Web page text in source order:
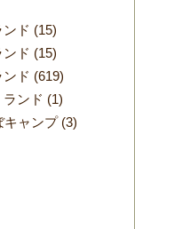
ド (15)
ド (15)
ド (619)
ンド (1)
キャンプ(3)